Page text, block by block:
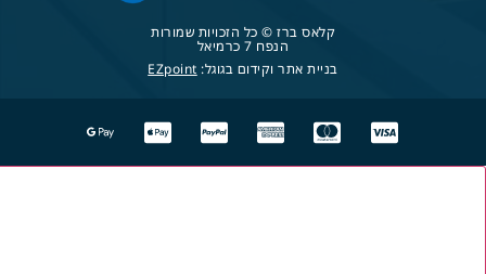
קלאס ברז © כל הזכויות שמורות
הנפח 7 כרמיאל
בניית אתר וקידום בגוגל: EZpoint